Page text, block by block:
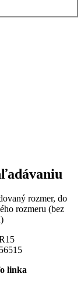
rozmer, do
rozmeru (bez
linka